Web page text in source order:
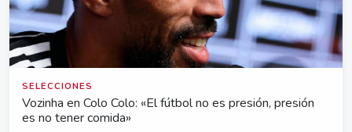
SELECCIONES
Vozinha en Colo Colo: «El fútbol no es presión, presión
es no tener comida»